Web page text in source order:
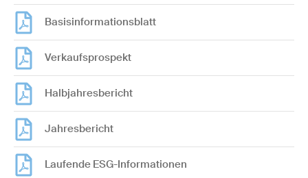
Basisinformationsblatt
Verkaufsprospekt
Halbjahresbericht
Jahresbericht
Laufende ESG-Informationen